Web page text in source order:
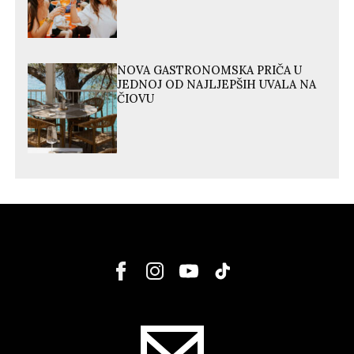
NOVA GASTRONOMSKA PRIČA U
JEDNOJ OD NAJLJEPŠIH UVALA NA
ČIOVU